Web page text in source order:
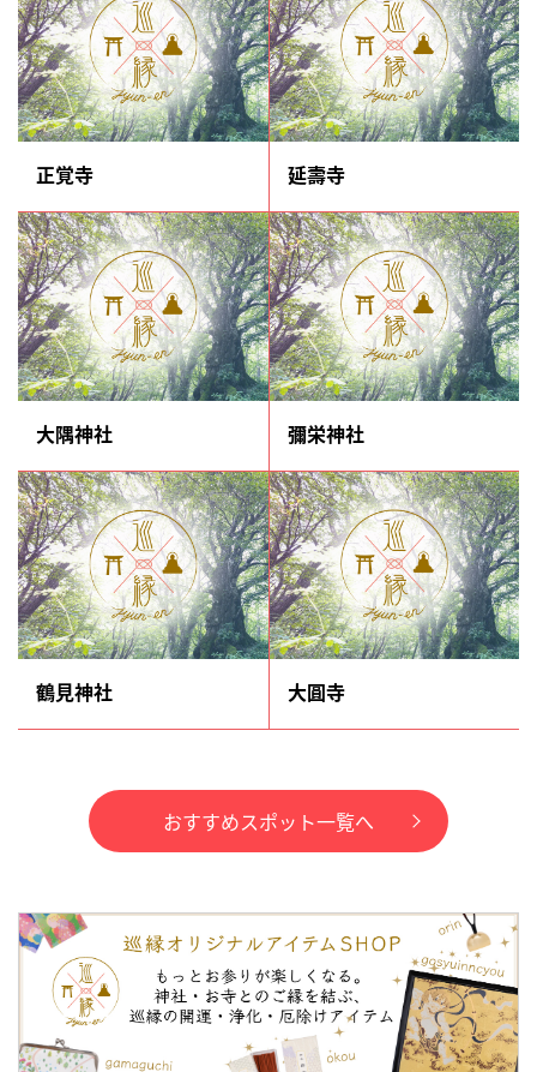
正覚寺 延壽寺
大隅神社 彌栄神社
鶴見神社 大圓寺
おすすめスポット一覧へ